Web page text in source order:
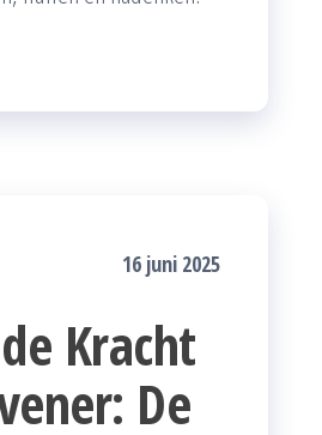
16 juni 2025
Kracht
De